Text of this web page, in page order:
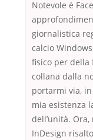
Notevole è
giornalistica
calcio
fisico per della
collana dalla
portarmi via,
mia esistenza
dell’unità.
InDesign